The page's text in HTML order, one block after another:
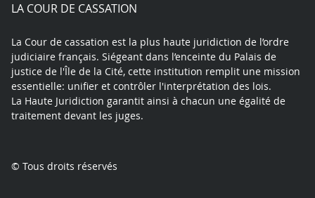
LA COUR DE CASSATION
La Cour de cassation est la plus haute juridiction de l’ordre
judiciaire français. Siégeant dans l’enceinte du Palais de
justice de l'Île de la Cité, cette institution remplit une mission
essentielle: unifier et contrôler l'interprétation des lois.
La Haute Juridiction garantit ainsi à chacun une égalité de
traitement devant les juges.
© Tous droits réservés